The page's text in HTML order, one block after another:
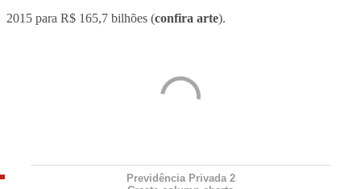
2015 para R$ 165,7 bilhões (confira arte).
Previdência Privada 2